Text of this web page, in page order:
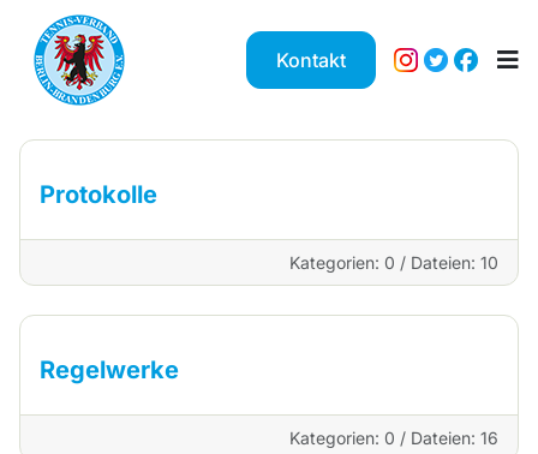
Kontakt
Protokolle
Kategorien: 0 / Dateien: 10
Regelwerke
Kategorien: 0 / Dateien: 16